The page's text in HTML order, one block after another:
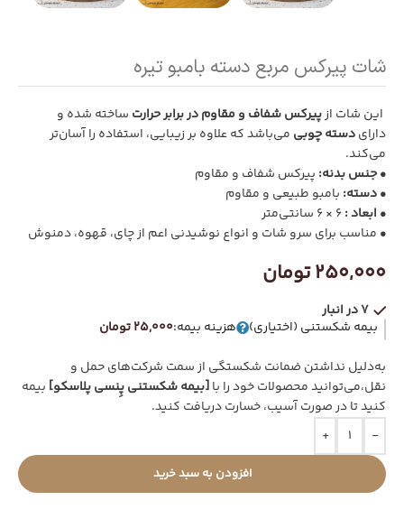
شات پیرکس مربع دسته بامبو تیره
این شات ازپیرکس شفاف و مقاوم در برابر حرارت ساخته شده و
دارایدسته چوبی می‌باشد که علاوه بر زیبایی، استفاده را آسان‌تر
می‌کند.
• جنس بدنه: پیرکس شفاف و مقاوم
• دسته: بامبو طبیعی و مقاوم
• ابعاد :6 × 6 سانتی‌متر
• مناسب برای سرو شات و انواع نوشیدنی اعم از چای، قهوه، دمنوش
250,000تومان
7 در انبار
به‌دلیل نداشتن ضمانت شکستگی از سمت شرکت‌های حمل و
نقل،می‌توانید محصولات خود را با[بیمه شکستنی پِنسی پلاسکو] بیمه
کنید تا در صورت آسیب، خسارت دریافت کنید.
بیمه شکستنی (اختیاری) هزینه بیمه:25,000 تومان
-
+
افزودن به سبد خرید